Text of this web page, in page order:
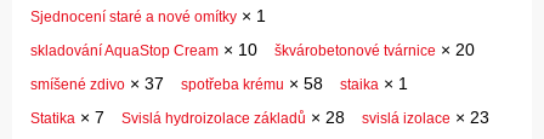
Sjednocení staré a nové omítky × 1
skladování AquaStop Cream × 10 škvárobetonové tvárnice × 20
smíšené zdivo × 37 spotřeba krému × 58 staika × 1
Statika × 7 Svislá hydroizolace základů × 28 svislá izolace × 23